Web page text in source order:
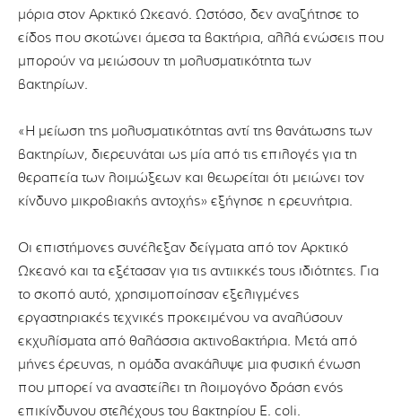
μόρια στον Αρκτικό Ωκεανό. Ωστόσο, δεν αναζήτησε το
είδος που σκοτώνει άμεσα τα βακτήρια, αλλά ενώσεις που
μπορούν να μειώσουν τη μολυσματικότητα των
βακτηρίων.
«Η μείωση της μολυσματικότητας αντί της θανάτωσης των
βακτηρίων, διερευνάται ως μία από τις επιλογές για τη
θεραπεία των λοιμώξεων και θεωρείται ότι μειώνει τον
κίνδυνο μικροβιακής αντοχής» εξήγησε η ερευνήτρια.
Οι επιστήμονες συνέλεξαν δείγματα από τον Αρκτικό
Ωκεανό και τα εξέτασαν για τις αντιικκές τους ιδιότητες. Για
το σκοπό αυτό, χρησιμοποίησαν εξελιγμένες
εργαστηριακές τεχνικές προκειμένου να αναλύσουν
εκχυλίσματα από θαλάσσια ακτινοβακτήρια. Μετά από
μήνες έρευνας, η ομάδα ανακάλυψε μια φυσική ένωση
που μπορεί να αναστείλει τη λοιμογόνο δράση ενός
επικίνδυνου στελέχους του βακτηρίου E. coli.